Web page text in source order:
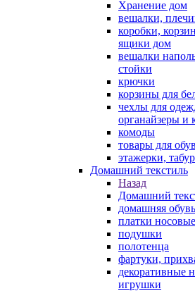
Хранение дом
вешалки,
коробки,
ящики дом
вешалки
стойки
крючки
корзины для
чехлы для
органайзеры и
комоды
товары для
этажерки,
Домашний текстиль
Назад
Домашний
домашняя обувь
платки носовые
подушки
полотенца
фартуки,
декоративные
игрушки